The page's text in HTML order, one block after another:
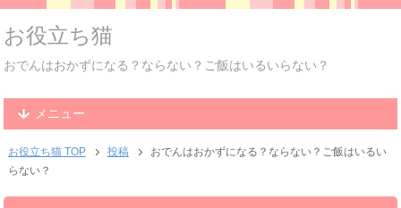
お役立ち猫
おでんはおかずになる？ならない？ご飯はいるいらない？
メニュー
お役立ち猫 TOP 投稿
おでんはおかずになる？ならない？ご飯はいるい
らない？